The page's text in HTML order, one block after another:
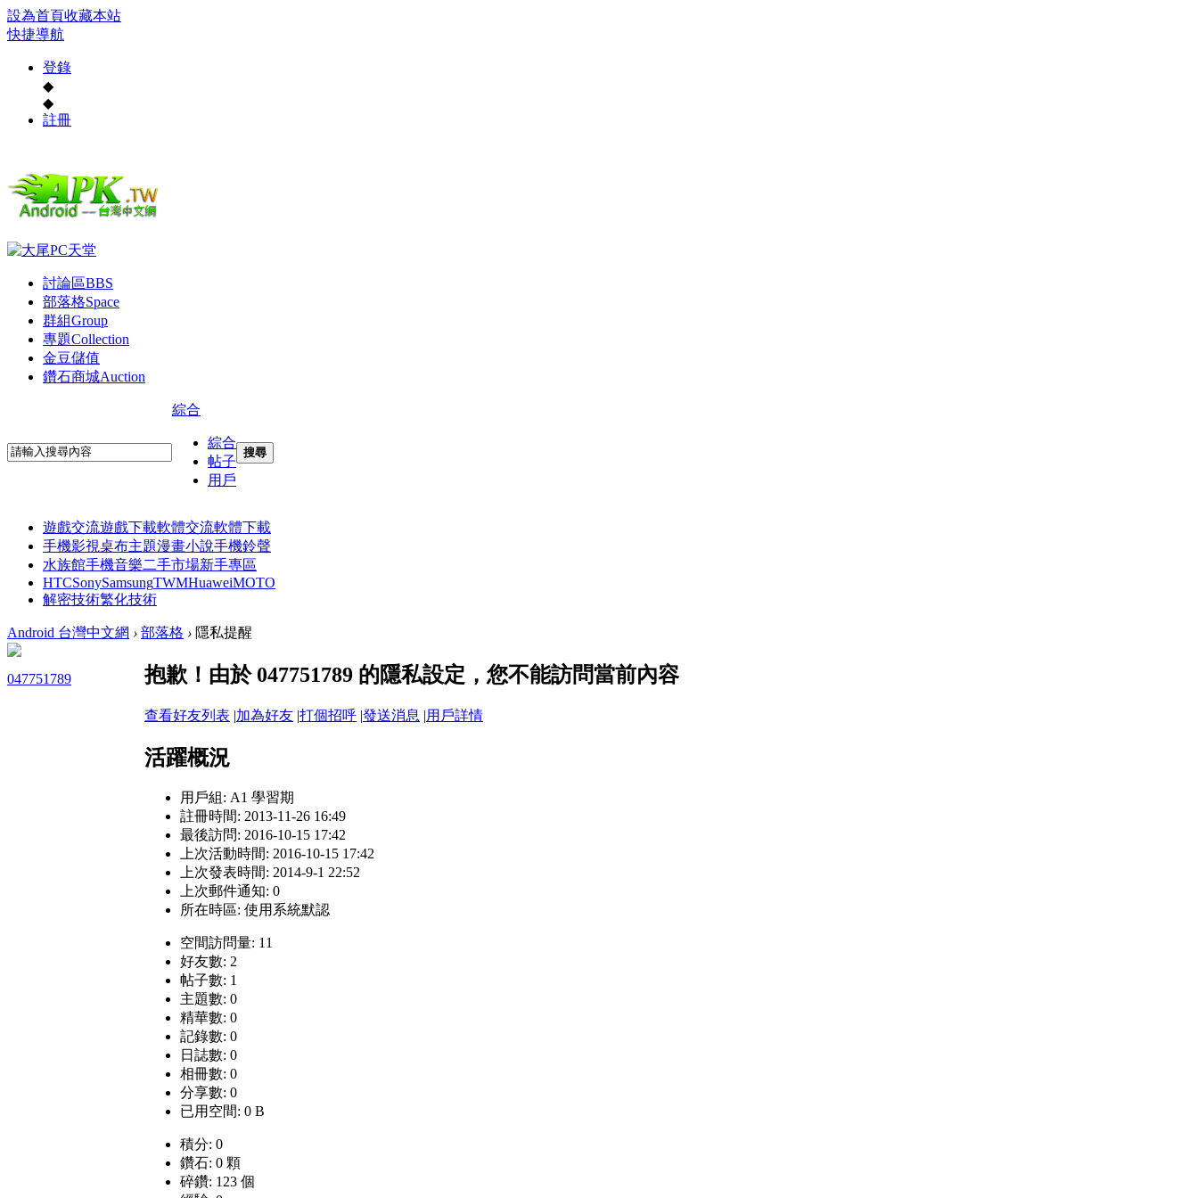
設為首頁收藏本站
快捷導航
登錄
◆
◆
註冊
討論區BBS
部落格Space
群組Group
專題Collection
金豆儲值
鑽石商城Auction
綜合
綜合
帖子
用戶
搜尋
遊戲交流遊戲下載軟體交流軟體下載
手機影視桌布主題漫畫小說手機鈴聲
水族館手機音樂二手市場新手專區
HTCSonySamsungTWMHuaweiMOTO
解密技術繁化技術
Android 台灣中文網 › 部落格 › 隱私提醒
047751789 抱歉！由於 047751789 的隱私設定，您不能訪問當前內容
查看好友列表 |加為好友 |打個招呼 |發送消息 |用戶詳情
活躍概況
用戶組: A1 學習期
註冊時間: 2013-11-26 16:49
最後訪問: 2016-10-15 17:42
上次活動時間: 2016-10-15 17:42
上次發表時間: 2014-9-1 22:52
上次郵件通知: 0
所在時區: 使用系統默認
空間訪問量: 11
好友數: 2
帖子數: 1
主題數: 0
精華數: 0
記錄數: 0
日誌數: 0
相冊數: 0
分享數: 0
已用空間: 0 B
積分: 0
鑽石: 0 顆
碎鑽: 123 個